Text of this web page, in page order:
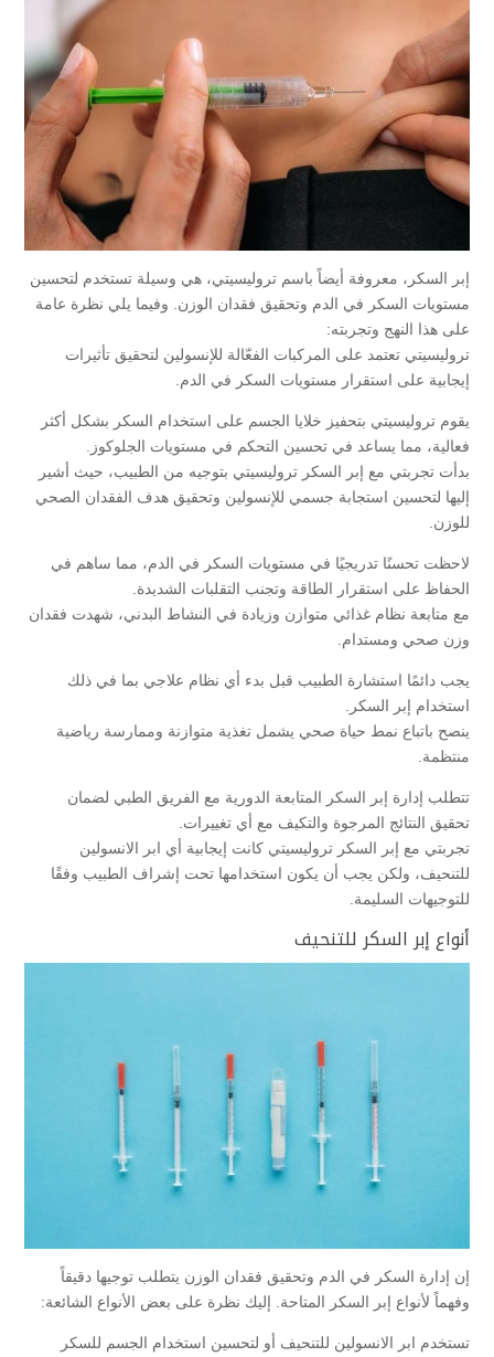
إبر السكر، معروفة أيضاً باسم تروليسيتي، هي وسيلة تستخدم لتحسين
مستويات السكر في الدم وتحقيق فقدان الوزن. وفيما يلي نظرة عامة
على هذا النهج وتجربته:
تروليسيتي تعتمد على المركبات الفعّالة للإنسولين لتحقيق تأثيرات
إيجابية على استقرار مستويات السكر في الدم.
يقوم تروليسيتي بتحفيز خلايا الجسم على استخدام السكر بشكل أكثر
فعالية، مما يساعد في تحسين التحكم في مستويات الجلوكوز.
بدأت تجربتي مع إبر السكر تروليسيتي بتوجيه من الطبيب، حيث أشير
إليها لتحسين استجابة جسمي للإنسولين وتحقيق هدف الفقدان الصحي
للوزن.
لاحظت تحسنًا تدريجيًا في مستويات السكر في الدم، مما ساهم في
الحفاظ على استقرار الطاقة وتجنب التقلبات الشديدة.
مع متابعة نظام غذائي متوازن وزيادة في النشاط البدني، شهدت فقدان
وزن صحي ومستدام.
يجب دائمًا استشارة الطبيب قبل بدء أي نظام علاجي بما في ذلك
استخدام إبر السكر.
ينصح باتباع نمط حياة صحي يشمل تغذية متوازنة وممارسة رياضية
منتظمة.
تتطلب إدارة إبر السكر المتابعة الدورية مع الفريق الطبي لضمان
تحقيق النتائج المرجوة والتكيف مع أي تغييرات.
تجربتي مع إبر السكر تروليسيتي كانت إيجابية أي ابر الانسولين
للتنحيف، ولكن يجب أن يكون استخدامها تحت إشراف الطبيب وفقًا
للتوجيهات السليمة.
أنواع إبر السكر للتنحيف
إن إدارة السكر في الدم وتحقيق فقدان الوزن يتطلب توجيها دقيقاً
وفهماً لأنواع إبر السكر المتاحة. إليك نظرة على بعض الأنواع الشائعة:
تستخدم ابر الانسولين للتنحيف أو لتحسين استخدام الجسم للسكر